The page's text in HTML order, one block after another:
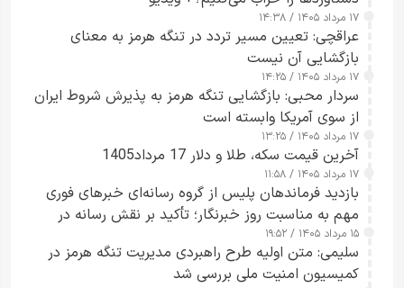
۱۷ مرداد ۱۴۰۵ / ۱۴:۳۸
عراقچی: تعیین مسیر تردد در تنگه هرمز به معنای
بازگشایی آن نیست
۱۷ مرداد ۱۴۰۵ / ۱۴:۲۵
سردار محبی: بازگشایی تنگه هرمز به پذیرش شروط ایران
از سوی آمریکا وابسته است
۱۷ مرداد ۱۴۰۵ / ۱۳:۲۵
آخرین قیمت سکه، طلا و دلار 17 مرداد1405
۱۷ مرداد ۱۴۰۵ / ۱۱:۵۸
بازدید فرماندهان پلیس از گروه رسانه‌ای خبرهای فوری
مهم به مناسبت روز خبرنگار؛ تأکید بر نقش رسانه در
تقویت امنیت و اعتماد عمومی
۱۵ مرداد ۱۴۰۵ / ۱۹:۵۲
سلیمی: متن اولیه طرح راهبردی مدیریت تنگه هرمز در
کمیسیون امنیت ملی بررسی شد